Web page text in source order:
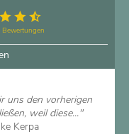
uns den vorherigen
weil diese..."
Kerpa